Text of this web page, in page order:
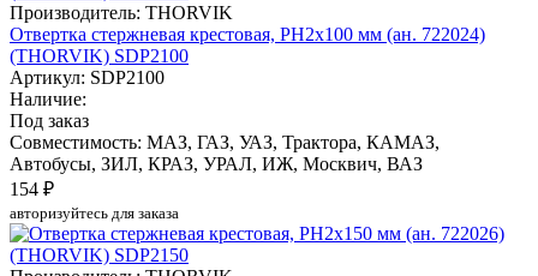
Производитель: THORVIK
Отвертка стержневая крестовая, PH2x100 мм (ан. 722024)
(THORVIK) SDP2100
Артикул: SDP2100
Наличие:
Под заказ
Совместимость: МАЗ, ГАЗ, УАЗ, Трактора, КАМАЗ,
Автобусы, ЗИЛ, КРАЗ, УРАЛ, ИЖ, Москвич, ВАЗ
154 ₽
авторизуйтесь для заказа